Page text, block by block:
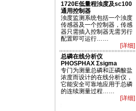
1720E低量程浊度及sc100
通用控制器
浊度监测系统包括一个浊度
传感器及一个控制器，传感
器只需插入控制器无需另行
配置即可运行……
[详细]
总磷在线分析仪
PHOSPHAX Σsigma
专门为测量总磷和正磷酸盐
浓度而设计的在线分析仪，
它能安全可靠地应用于总磷
的连续测量过程……
[详细]
2100N 2100P 2100AN DRB200 FT660 LDO